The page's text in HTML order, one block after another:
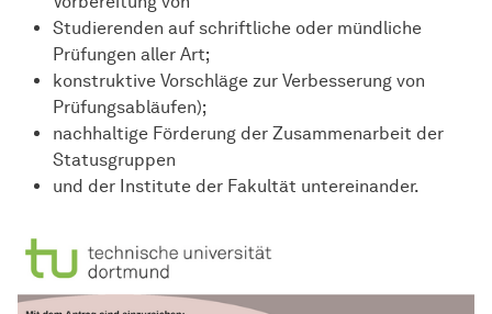
Studierenden auf schriftliche oder mündliche
Prüfungen aller Art;
konstruktive Vorschläge zur Verbesserung von
Prüfungsabläufen);
nachhaltige Förderung der Zusammenarbeit der
Statusgruppen
und der Institute der Fakultät untereinander.